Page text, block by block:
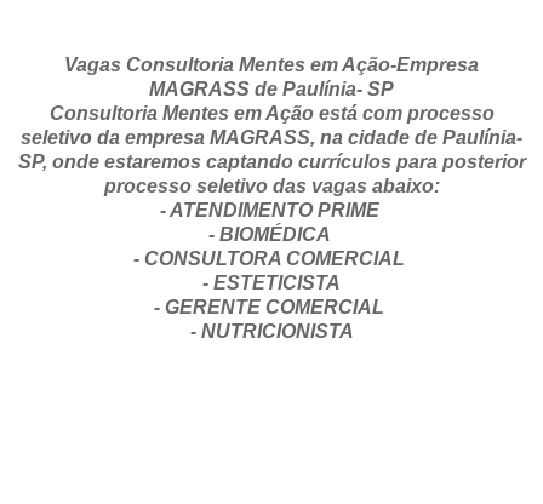
Vagas Consultoria Mentes em Ação-Empresa
MAGRASS de Paulínia- SP
Consultoria Mentes em Ação está com processo
seletivo da empresa MAGRASS, na cidade de Paulínia-
SP, onde estaremos captando currículos para posterior
processo seletivo das vagas abaixo:
- ATENDIMENTO PRIME
- BIOMÉDICA
- CONSULTORA COMERCIAL
- ESTETICISTA
- GERENTE COMERCIAL
- NUTRICIONISTA